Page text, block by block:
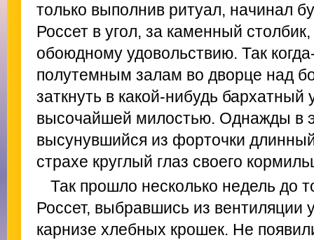
только выполнив ритуал, начинал
Россет в угол, за каменный
обоюдному удовольствию. Так
полутемным залам во дворце над
заткнуть в какой-нибудь бархатный
высочайшей милостью. Однажды в
высунувшийся из форточки
страхе круглый глаз своего
Так прошло несколько недель до
Россет, выбравшись из вентиляции
карнизе хлебных крошек. Не